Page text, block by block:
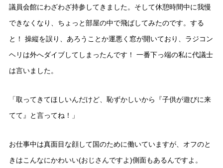
議員会館にわざわざ持参してきました。そして休憩時間中に我慢
できなくなり、ちょっと部屋の中で飛ばしてみたのです。する
と！ 操縦を誤り、あろうことか運悪く窓が開いており、ラジコン
ヘリは外へダイブしてしまったんです！ 一番下っ端の私に代議士
は言いました。
「取ってきてほしいんだけど、恥ずかしいから『子供が遊びに来
てて』と言ってね！」
お仕事中は真面目な顔して国のために働いていますが、オフのと
きはこんなにかわいい(おじさんですよ)側面もあるんですよ。